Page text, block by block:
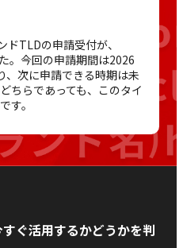
TLDの申請受付が、
。今回の申請期間は2026
、次に申請できる時期は未
ちらであっても、このタイ
す。
ぐ活用するかどうかを判